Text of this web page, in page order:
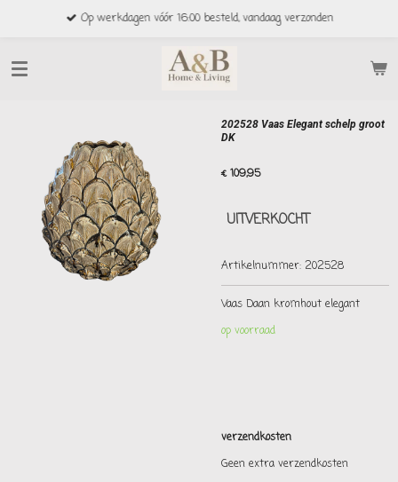
de
hoofdinhoud
Op werkdagen vóór 16:00 besteld, vandaag verzonden
202528 Vaas Elegant schelp groot
DK
€ 109,95
UITVERKOCHT
Artikelnummer: 202528
Vaas Daan kromhout elegant
op voorraad
verzendkosten
Geen extra verzendkosten